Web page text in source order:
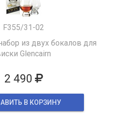
F355/31-02
из двух бокалов для
Glencairn
2 490
В КОРЗИНУ